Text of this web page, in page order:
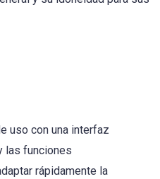
uso con una interfaz
las funciones
rápidamente la